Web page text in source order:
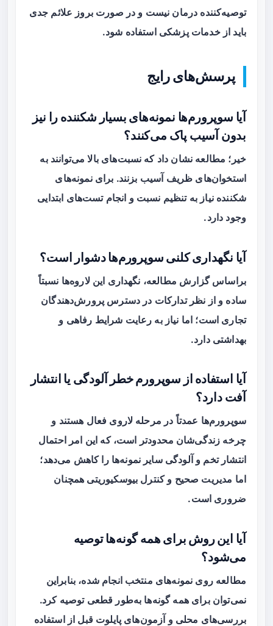
توصیه‌کننده درمان نیست و در صورت بروز علائم جدی
باید از خدمات پزشکی استفاده شود.
پرسش‌های رایج
آیا سوپرورم‌ها نمونه‌های بسیار شکننده را نیز
بدون آسیب پاک می‌کنند؟
خیر؛ مطالعه نشان داد که نسبت‌های بالا می‌توانند به
استخوان‌های ظریف آسیب بزنند. برای نمونه‌های
شکننده نیاز به تنظیم نسبت و انجام تست‌های ابتدایی
وجود دارد.
آیا نگهداری کلنی سوپرورم‌ها دشوار است؟
براساس گزارش مطالعه، نگهداری این لاروه‌ها نسبتاً
ساده و از نظر تدارکات در دسترس پرورش‌دهندگان
تجاری است؛ اما نیاز به رعایت شرایط رفاهی و
بهداشتی دارد.
آیا استفاده از سوپرورم خطر آلودگی یا انتشار
آفت دارد؟
سوپرورم‌ها عمدتاً در مرحله لاروی فعال هستند و
چرخه زندگی‌شان محدودتر است، که این امر احتمال
انتشار تخم و آلودگی سایر نمونه‌ها را کاهش می‌دهد؛
اما مدیریت صحیح و کنترل بیوسکیوریتی همچنان
ضروری است.
آیا این روش برای همه گونه‌ها توصیه
می‌شود؟
مطالعه روی نمونه‌های منتخب انجام شده، بنابراین
نمی‌توان برای همه گونه‌ها به‌طور قطعی توصیه کرد.
بررسی‌های محلی و آزمون‌های پایلوت قبل از استفاده